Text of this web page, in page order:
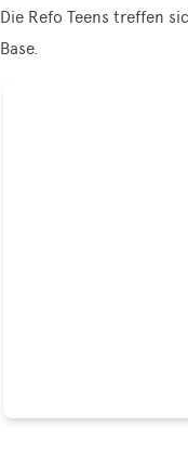
Die Refo Teens treffen
Base.